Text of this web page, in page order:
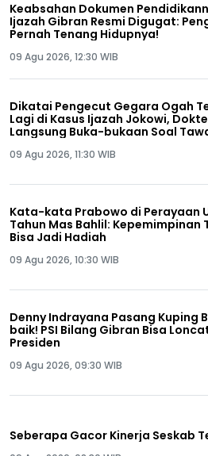
Keabsahan Dokumen
Ijazah Gibran Resmi Digugat: Pengkhianat Tak Akan
Pernah Tenang Hidupnya!
09 Agu 2026, 12:30 WIB
Dikatai Pengecut Gegara Ogah
Lagi di Kasus Ijazah Jokowi,
Langsung Buka-bukaan Soal
09 Agu 2026, 11:30 WIB
Kata-kata Prabowo di Perayaan
Tahun Mas Bahlil: Kepemimpinan Tidak
Bisa Jadi Hadiah
09 Agu 2026, 10:30 WIB
Denny Indrayana Pasang Kuping
baik! PSI Bilang Gibran Bisa
Presiden
09 Agu 2026, 09:30 WIB
Seberapa Gacor Kinerja Seskab